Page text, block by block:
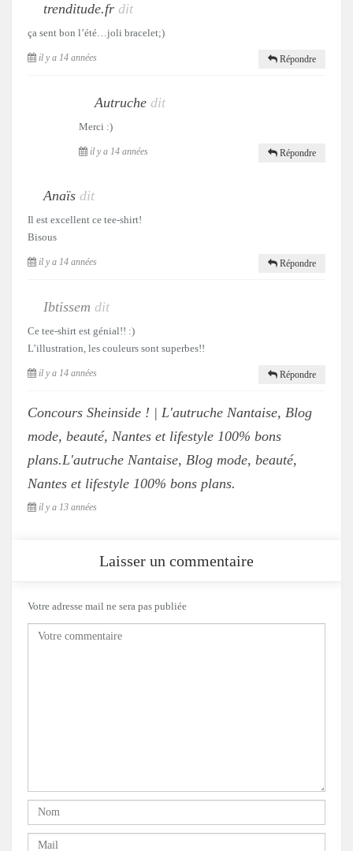
trenditude.fr dit
ça sent bon l’été…joli bracelet;)
il y a 14 années Répondre
Autruche dit
Merci :)
il y a 14 années Répondre
Anaïs dit
Il est excellent ce tee-shirt!
Bisous
il y a 14 années Répondre
Ibtissem dit
Ce tee-shirt est génial!! :)
L’illustration, les couleurs sont superbes!!
il y a 14 années Répondre
Concours Sheinside ! | L'autruche Nantaise, Blog
mode, beauté, Nantes et lifestyle 100% bons
plans.L'autruche Nantaise, Blog mode, beauté,
Nantes et lifestyle 100% bons plans.
il y a 13 années
Laisser un commentaire
Votre adresse mail ne sera pas publiée